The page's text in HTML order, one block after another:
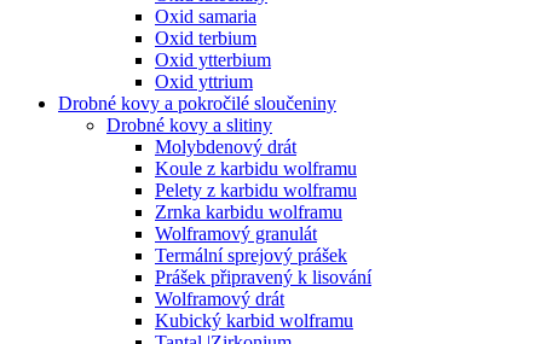
Oxid samaria
Oxid terbium
Oxid ytterbium
Oxid yttrium
Drobné kovy a pokročilé sloučeniny
Drobné kovy a slitiny
Molybdenový drát
Koule z karbidu wolframu
Pelety z karbidu wolframu
Zrnka karbidu wolframu
Wolframový granulát
Termální sprejový prášek
Prášek připravený k lisování
Wolframový drát
Kubický karbid wolframu